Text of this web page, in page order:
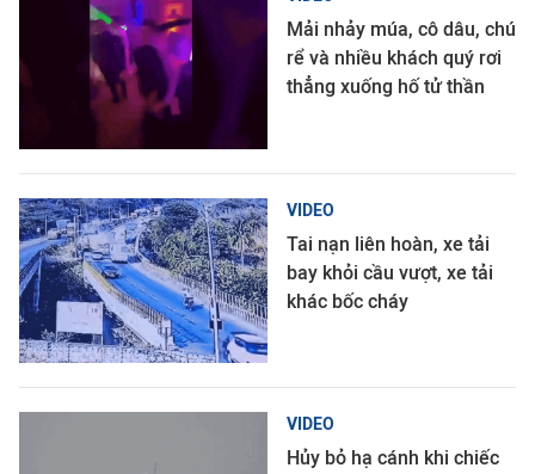
Mải nhảy múa, cô dâu, chú
rể và nhiều khách quý rơi
thẳng xuống hố tử thần
VIDEO
Tai nạn liên hoàn, xe tải
bay khỏi cầu vượt, xe tải
khác bốc cháy
VIDEO
Hủy bỏ hạ cánh khi chiếc